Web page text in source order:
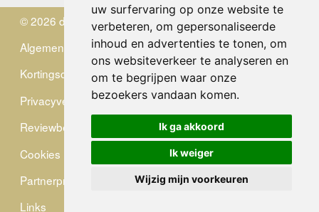
uw surfervaring op onze website te
verbeteren, om gepersonaliseerde
inhoud en advertenties te tonen, om
ons websiteverkeer te analyseren en
om te begrijpen waar onze
bezoekers vandaan komen.
Ik ga akkoord
Ik weiger
Wijzig mijn voorkeuren
© 2026 de Zwerver
Algemene Voorwaarden
Kortingscode
Privacyverklaring
Reviewbeleid
Cookies
Partnerprogramma
Links